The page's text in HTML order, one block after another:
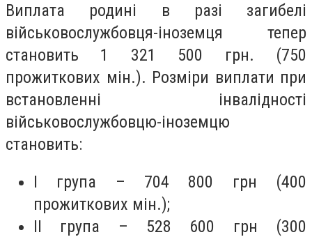
Виплата родині в разі загибелі
військовослужбовця-іноземця тепер
становить 1 321 500 грн. (750
прожиткових мін.). Розміри виплати при
встановленні інвалідності
військовослужбовцю-іноземцю
становить:
I група – 704 800 грн (400
прожиткових мін.);
II група – 528 600 грн (300